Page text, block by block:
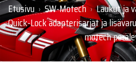
Etusivu › SW-Motech › Laukut ja
Quick-Lock adapterisarjat ja
motech